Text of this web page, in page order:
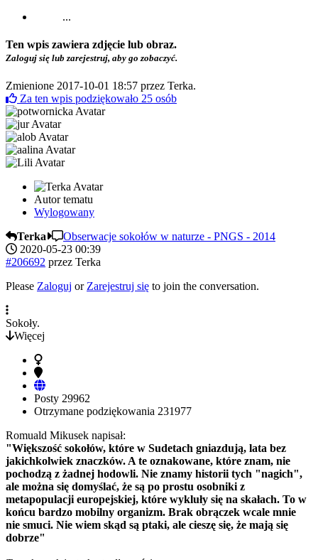
...
Ten wpis zawiera zdjęcie lub obraz.
Zaloguj się lub zarejestruj, aby go zobaczyć.
Zmienione 2017-10-01 18:57 przez Terka.
Za ten wpis podziękowało 25 osób
Autor tematu
Wylogowany
Terka
Obserwacje sokołów w naturze - PNGS - 2014
2020-05-23 00:39
#206692 przez Terka
Please Zaloguj or Zarejestruj się to join the conversation.
Sokoły.
Więcej
Posty 29962
Otrzymane podziękowania 231977
Romuald Mikusek napisał:
"Większość sokołów, które w Sudetach gniazdują, lata bez
jakichkolwiek znaczków. A te oznakowane, które znam, nie
pochodzą z żadnej hodowli. Nie znamy historii tych "nagich",
ale można się domyślać, że są po prostu osobniki z
metapopulacji europejskiej, które wykluły się na skałach. To w
końcu bardzo mobilny organizm. Brak obrączek wcale mnie
nie smuci. Nie wiem skąd są ptaki, ale cieszę się, że mają się
dobrze"